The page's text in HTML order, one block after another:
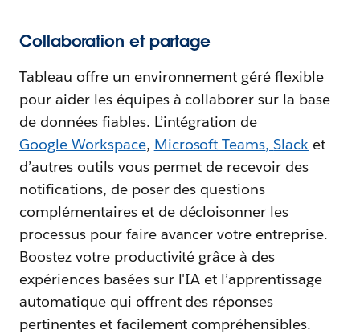
Collaboration et partage
Tableau offre un environnement géré flexible
pour aider les équipes à collaborer sur la base
de données fiables. L’intégration de
Google Workspace, Microsoft Teams,Slack et
d’autres outils vous permet de recevoir des
notifications, de poser des questions
complémentaires et de décloisonner les
processus pour faire avancer votre entreprise.
Boostez votre productivité grâce à des
expériences basées sur l'IA et l’apprentissage
automatique qui offrent des réponses
pertinentes et facilement compréhensibles.